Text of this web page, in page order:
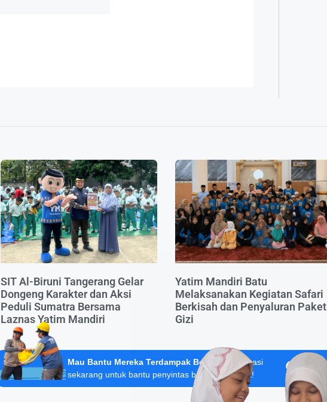
SIT Al-Biruni Tangerang Gelar
Dongeng Karakter dan Aksi
Peduli Sumatra Bersama
Laznas Yatim Mandiri
Yatim Mandiri Batu
Melaksanakan Kegiatan Safari
Berkisah dan Penyaluran Paket
Gizi
Mau Bantu Mereka Terdampak Bencana?
Donasi
sekarang untuk bantu penyintas banjir Sumatera!